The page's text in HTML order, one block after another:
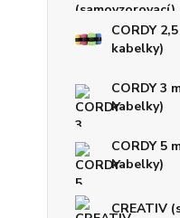
CORDY
kabelky)
CORDY 3
kabelky)
CORDY 5
kabelky)
CREATIV